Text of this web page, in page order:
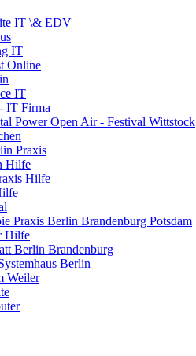
IT \& EDV
IT
Online
IT
IT Firma
Power Open Air - Festival Wittstock
Praxis
Hilfe
Hilfe
Praxis Berlin Brandenburg Potsdam
Hilfe
Berlin Brandenburg
Berlin
Weiler